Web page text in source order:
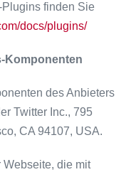
finden Sie
docs/plugins/
Komponenten
des Anbieters
Twitter Inc., 795
CA 94107, USA.
Webseite, die mit